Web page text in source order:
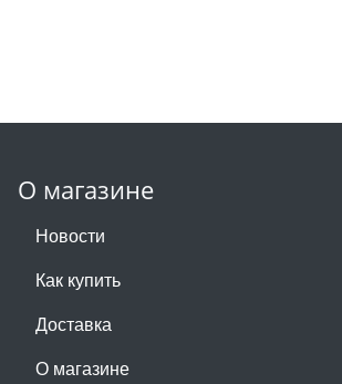
О магазине
Новости
Как купить
Доставка
О магазине